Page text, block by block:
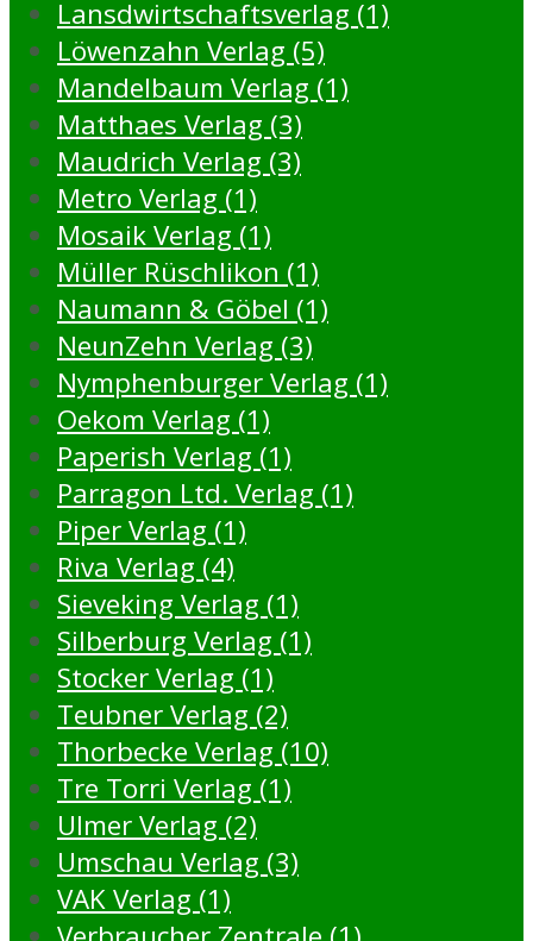
Lansdwirtschaftsverlag (1)
Löwenzahn Verlag (5)
Mandelbaum Verlag (1)
Matthaes Verlag (3)
Maudrich Verlag (3)
Metro Verlag (1)
Mosaik Verlag (1)
Müller Rüschlikon (1)
Naumann & Göbel (1)
NeunZehn Verlag (3)
Nymphenburger Verlag (1)
Oekom Verlag (1)
Paperish Verlag (1)
Parragon Ltd. Verlag (1)
Piper Verlag (1)
Riva Verlag (4)
Sieveking Verlag (1)
Silberburg Verlag (1)
Stocker Verlag (1)
Teubner Verlag (2)
Thorbecke Verlag (10)
Tre Torri Verlag (1)
Ulmer Verlag (2)
Umschau Verlag (3)
VAK Verlag (1)